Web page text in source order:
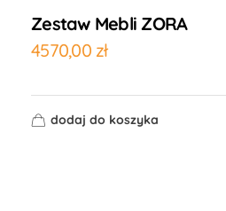
Zestaw Mebli ZORA
4570,00 zł
dodaj do koszyka